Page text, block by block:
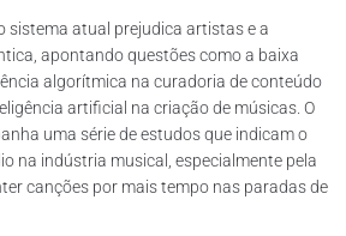
sistema atual prejudica artistas e a
apontando questões como a baixa
algorítmica na curadoria de conteúdo
artificial na criação de músicas. O
uma série de estudos que indicam o
na indústria musical, especialmente pela
canções por mais tempo nas paradas de